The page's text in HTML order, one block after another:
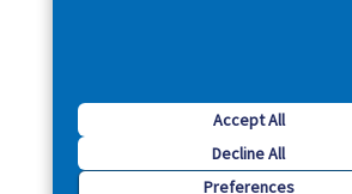
Accept All
Decline All
Preferences